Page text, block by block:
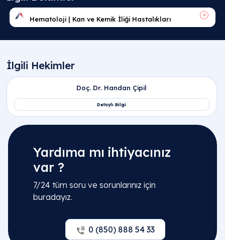
Yardıma mı ihtiyacınız
var ?
7/24 tüm soru ve sorunlarınız için
buradayız.
0 (850) 888 54 33